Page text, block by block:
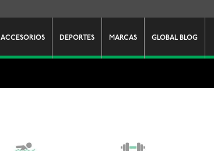
ACCESORIOS DEPORTES MARCAS GLOBAL BLOG